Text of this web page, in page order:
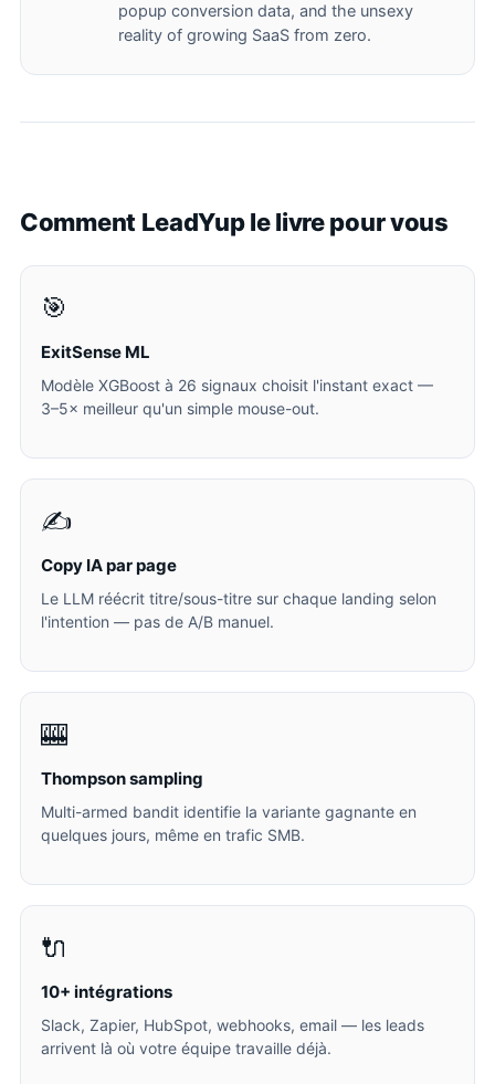
popup conversion data, and the unsexy
reality of growing SaaS from zero.
Comment LeadYup le livre pour vous
🎯
ExitSense ML
Modèle XGBoost à 26 signaux choisit l'instant exact —
3–5× meilleur qu'un simple mouse-out.
✍️
Copy IA par page
Le LLM réécrit titre/sous-titre sur chaque landing selon
l'intention — pas de A/B manuel.
🎰
Thompson sampling
Multi-armed bandit identifie la variante gagnante en
quelques jours, même en trafic SMB.
🔌
10+ intégrations
Slack, Zapier, HubSpot, webhooks, email — les leads
arrivent là où votre équipe travaille déjà.